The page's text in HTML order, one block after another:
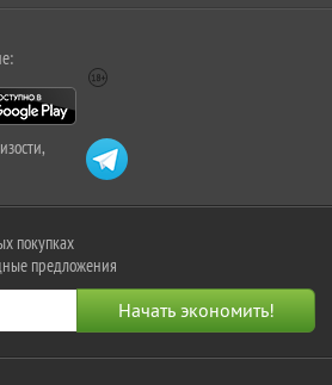
покупках
предложения